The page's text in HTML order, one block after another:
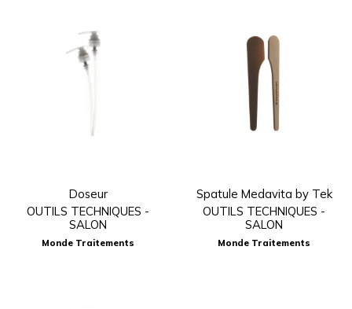
Doseur
OUTILS TECHNIQUES -
SALON
Monde Traitements
Spatule Medavita by Tek
OUTILS TECHNIQUES -
SALON
Monde Traitements